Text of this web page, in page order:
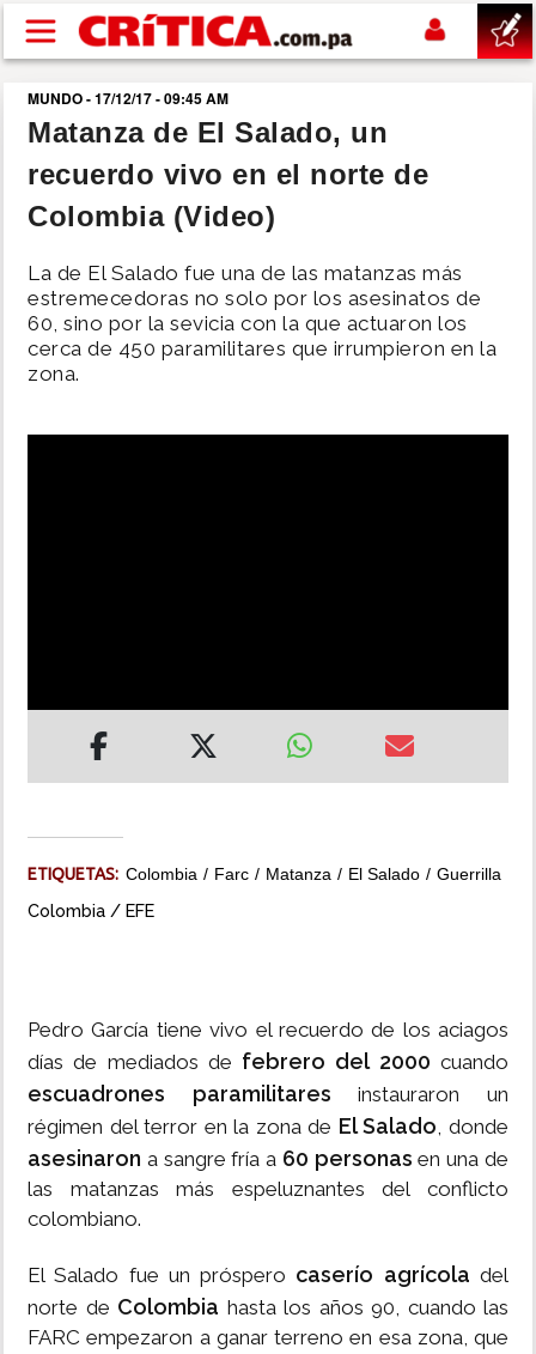
Pasar al contenido principal
buscar
SUCESOS
POLÍTICA
SHOW
MUNDO - 17/12/17 - 09:45 AM
Matanza de El Salado, un
recuerdo vivo en el norte de
Colombia (Video)
La de El Salado fue una de las matanzas más
estremecedoras no solo por los asesinatos de
60, sino por la sevicia con la que actuaron los
cerca de 450 paramilitares que irrumpieron en la
zona.
ETIQUETAS: Colombia Farc Matanza El Salado Guerrilla
Colombia / EFE
Pedro García tiene vivo el recuerdo de los aciagos
días de mediados de febrero del 2000 cuando
escuadrones paramilitares instauraron un
régimen del terror en la zona de El Salado, donde
asesinaron a sangre fría a 60 personasen una de
las matanzas más espeluznantes del conflicto
colombiano.
El Salado fue un próspero caserío agrícola del
norte de Colombia hasta los años 90, cuando las
FARC empezaron a ganar terreno en esa zona, que